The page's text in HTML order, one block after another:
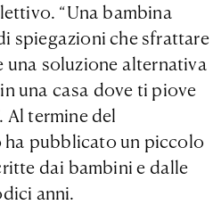
“Una bambina
spiegazioni che sfrattare
una soluzione alternativa
una casa dove ti piove
Al termine del
pubblicato un piccolo
dai bambini e dalle
anni.